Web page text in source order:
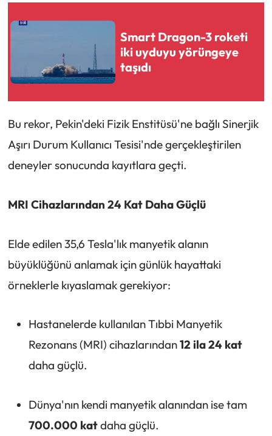
Smart Dragon-3 roketi
iki uyduyu yörüngeye
taşıdı
Bu rekor, Pekin'deki Fizik Enstitüsü'ne bağlı Sinerjik
Aşırı Durum Kullanıcı Tesisi'nde gerçekleştirilen
deneyler sonucunda kayıtlara geçti.
MRI Cihazlarından 24 Kat Daha Güçlü
Elde edilen 35,6 Tesla'lık manyetik alanın
büyüklüğünü anlamak için günlük hayattaki
örneklerle kıyaslamak gerekiyor:
Hastanelerde kullanılan Tıbbi Manyetik
Rezonans (MRI) cihazlarından12 ila 24 kat
daha güçlü.
Dünya'nın kendi manyetik alanından ise tam
700.000 katdaha güçlü.